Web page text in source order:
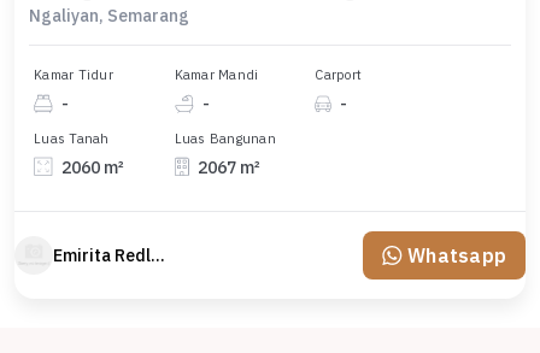
Ngaliyan, Semarang
Kamar Tidur
-
Kamar Mandi
-
Carport
-
Luas Tanah
2060 m²
Luas Bangunan
2067 m²
Emirita Redland Whatsapp